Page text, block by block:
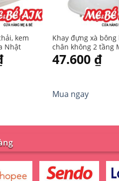
kem
Nhật
Khay đựng xà
chân không 2 tầng
Trắng Jabu hàng
Nhật
47.600 ₫
Mua ngay